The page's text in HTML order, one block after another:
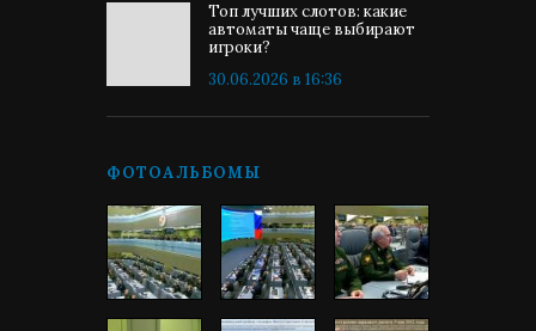
Топ лучших слотов: какие
автоматы чаще выбирают
игроки?
30.06.2026 в 16:36
ФОТОАЛЬБОМЫ